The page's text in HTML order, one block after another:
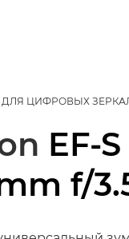
ЦИФРОВЫХ
EF-
f/